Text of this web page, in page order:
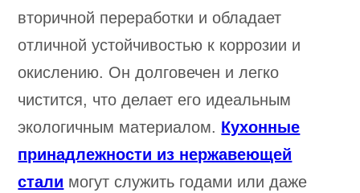
вторичной переработки и обладает
отличной устойчивостью к коррозии и
окислению. Он долговечен и легко
чистится, что делает его идеальным
экологичным материалом. Кухонные
принадлежности из нержавеющей
стали могут служить годами или даже